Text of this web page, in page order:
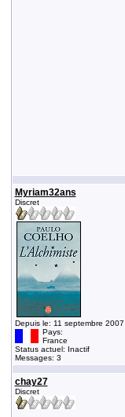
Myriam32ans
Discret
Depuis le: 11 septembre 2007
Pays:
France
Status actuel: Inactif
Messages: 3
chay27
Discret